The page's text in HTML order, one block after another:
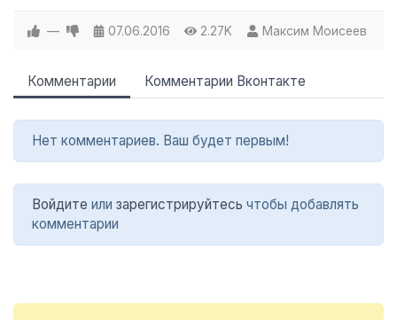
— 07.06.2016 2.27K Максим Моисеев
Комментарии Комментарии Вконтакте
Нет комментариев. Ваш будет первым!
Войдите или зарегистрируйтесь чтобы добавлять
комментарии